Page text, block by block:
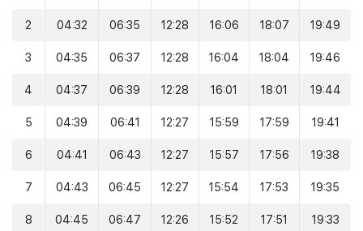
2 04:32 06:35 12:28 16:06 18:07 19:49
3 04:35 06:37 12:28 16:04 18:04 19:46
4 04:37 06:39 12:28 16:01 18:01 19:44
5 04:39 06:41 12:27 15:59 17:59 19:41
6 04:41 06:43 12:27 15:57 17:56 19:38
7 04:43 06:45 12:27 15:54 17:53 19:35
8 04:45 06:47 12:26 15:52 17:51 19:33